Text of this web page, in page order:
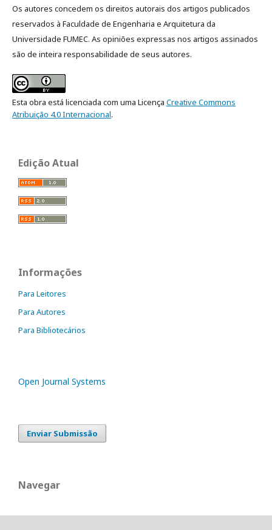
Os autores concedem os direitos autorais dos artigos publicados
reservados à Faculdade de Engenharia e Arquitetura da
Universidade FUMEC. As opiniões expressas nos artigos assinados
são de inteira responsabilidade de seus autores.
Esta obra está licenciada com uma Licença Creative Commons
Atribuição 4.0 Internacional.
Edição Atual
Informações
Para Leitores
Para Autores
Para Bibliotecários
Open Journal Systems
Enviar Submissão
Navegar